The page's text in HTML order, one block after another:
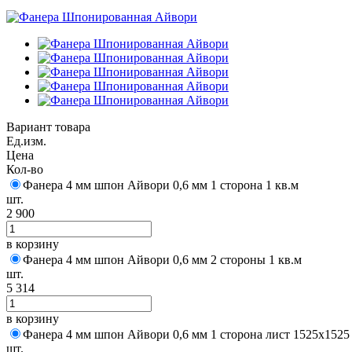
Вариант товара
Ед.изм.
Цена
Кол-во
Фанера 4 мм шпон Айвори 0,6 мм 1 сторона 1 кв.м
шт.
2 900
в корзину
Фанера 4 мм шпон Айвори 0,6 мм 2 стороны 1 кв.м
шт.
5 314
в корзину
Фанера 4 мм шпон Айвори 0,6 мм 1 сторона лист
шт.